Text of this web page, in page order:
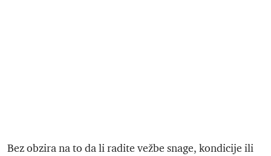
Bez obzira na to da li radite vežbe snage, kondicije ili